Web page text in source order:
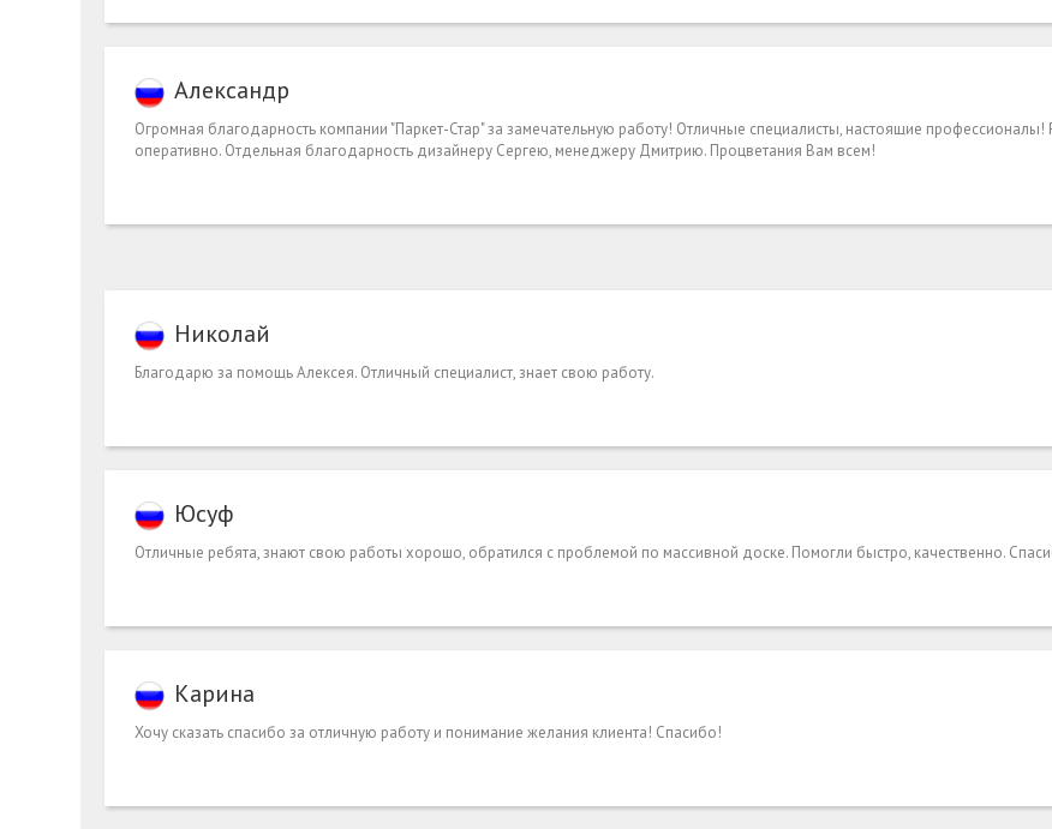
Александр
Огромная благодарность компании "Паркет-Стар" за замечательную работу! Отличные специалисты, настоящие профессионалы!
оперативно. Отдельная благодарность дизайнеру Сергею, менеджеру Дмитрию. Процветания Вам всем!
Николай
Благодарю за помощь Алексея. Отличный специалист, знает свою работу.
Юсуф
Отличные ребята, знают свою работы хорошо, обратился с проблемой по массивной доске. Помогли быстро, качественно.
Карина
Хочу сказать спасибо за отличную работу и понимание желания клиента! Спасибо!